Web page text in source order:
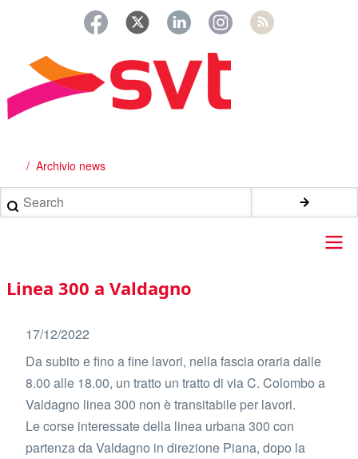
principale
Briciole
di
pane
Archivio news
Search
Main
navigation
Linea 300 a Valdagno
17/12/2022
Da subito e fino a fine lavori, nella fascia oraria dalle
8.00 alle 18.00, un tratto un tratto di via C. Colombo a
Valdagno linea 300 non è transitabile per lavori.
Le corse interessate della linea urbana 300 con
partenza da Valdagno in direzione Piana, dopo la